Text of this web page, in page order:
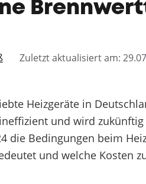
Zuletzt aktualisiert am:
Heizgeräte in
und wird
die Bedingungen beim
und welche Kosten